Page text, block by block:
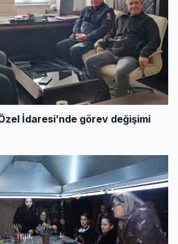
İdaresi’nde görev değişimi